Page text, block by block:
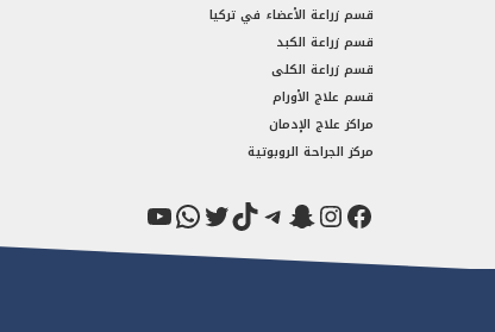
قسم زراعة الأعضاء في تركيا
قسم زراعة الكبد
قسم زراعة الكلى
قسم علاج الأورام
مراكز علاج الإدمان
مركز الجراحة الروبوتية
فيسبوك
إنستجرام
سناب شاتتيليجرام
تيك توكتويترواتساب
يوتيوب